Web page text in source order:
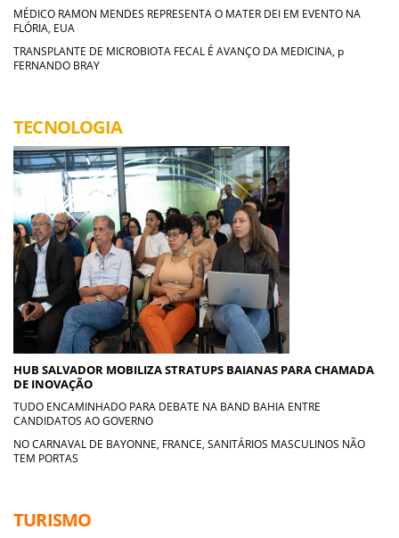
MÉDICO RAMON MENDES REPRESENTA O MATER DEI EM EVENTO NA
FLÓRIA, EUA
TRANSPLANTE DE MICROBIOTA FECAL É AVANÇO DA MEDICINA, p
FERNANDO BRAY
TECNOLOGIA
HUB SALVADOR MOBILIZA STRATUPS BAIANAS PARA CHAMADA
DE INOVAÇÃO
TUDO ENCAMINHADO PARA DEBATE NA BAND BAHIA ENTRE
CANDIDATOS AO GOVERNO
NO CARNAVAL DE BAYONNE, FRANCE, SANITÁRIOS MASCULINOS NÃO
TEM PORTAS
TURISMO